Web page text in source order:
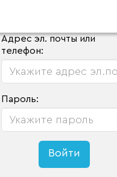
Адрес эл. почты или
телефон:
Пароль: